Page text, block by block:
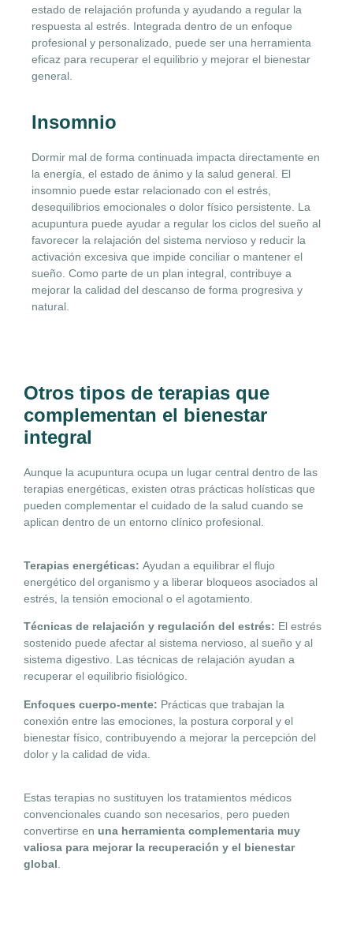
estado de relajación profunda y ayudando a regular la
respuesta al estrés. Integrada dentro de un enfoque
profesional y personalizado, puede ser una herramienta
eficaz para recuperar el equilibrio y mejorar el bienestar
general.
Insomnio
Dormir mal de forma continuada impacta directamente en
la energía, el estado de ánimo y la salud general. El
insomnio puede estar relacionado con el estrés,
desequilibrios emocionales o dolor físico persistente. La
acupuntura puede ayudar a regular los ciclos del sueño al
favorecer la relajación del sistema nervioso y reducir la
activación excesiva que impide conciliar o mantener el
sueño. Como parte de un plan integral, contribuye a
mejorar la calidad del descanso de forma progresiva y
natural.
Otros tipos de terapias que
complementan el bienestar
integral
Aunque la acupuntura ocupa un lugar central dentro de las
terapias energéticas, existen otras prácticas holísticas que
pueden complementar el cuidado de la salud cuando se
aplican dentro de un entorno clínico profesional.
Terapias energéticas: Ayudan a equilibrar el flujo
energético del organismo y a liberar bloqueos asociados al
estrés, la tensión emocional o el agotamiento.
Técnicas de relajación y regulación del estrés: El estrés
sostenido puede afectar al sistema nervioso, al sueño y al
sistema digestivo. Las técnicas de relajación ayudan a
recuperar el equilibrio fisiológico.
Enfoques cuerpo-mente: Prácticas que trabajan la
conexión entre las emociones, la postura corporal y el
bienestar físico, contribuyendo a mejorar la percepción del
dolor y la calidad de vida.
Estas terapias no sustituyen los tratamientos médicos
convencionales cuando son necesarios, pero pueden
convertirse en una herramienta complementaria muy
valiosa para mejorar la recuperación y el bienestar
global.